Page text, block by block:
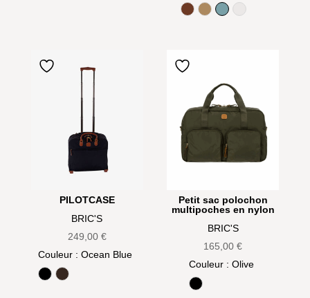
initial
Argan Oil
CamelSky Blue
White
PILOTCASE
BRIC'S
249,00 €
Couleur : Ocean Blue
BlackOlive
Petit sac polochon
multipoches en nylon
BRIC'S
165,00€
Couleur: Olive
Black